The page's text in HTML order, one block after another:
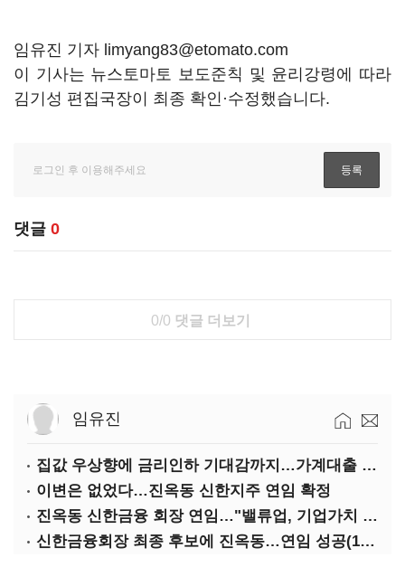
임유진 기자 limyang83@etomato.com
이 기사는 뉴스토마토 보도준칙 및 윤리강령에 따라
김기성 편집국장이 최종 확인·수정했습니다.
댓글 0
0/0 댓글 더보기
임유진
집값 우상향에 금리인하 기대감까지…가계대출 뇌관
이변은 없었다…진옥동 신한지주 연임 확정
진옥동 신한금융 회장 연임…"밸류업, 기업가치 키워"(상보)
신한금융회장 최종 후보에 진옥동…연임 성공(1보)